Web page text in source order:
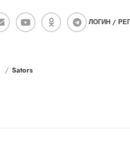
ЛОГИН /
Sators